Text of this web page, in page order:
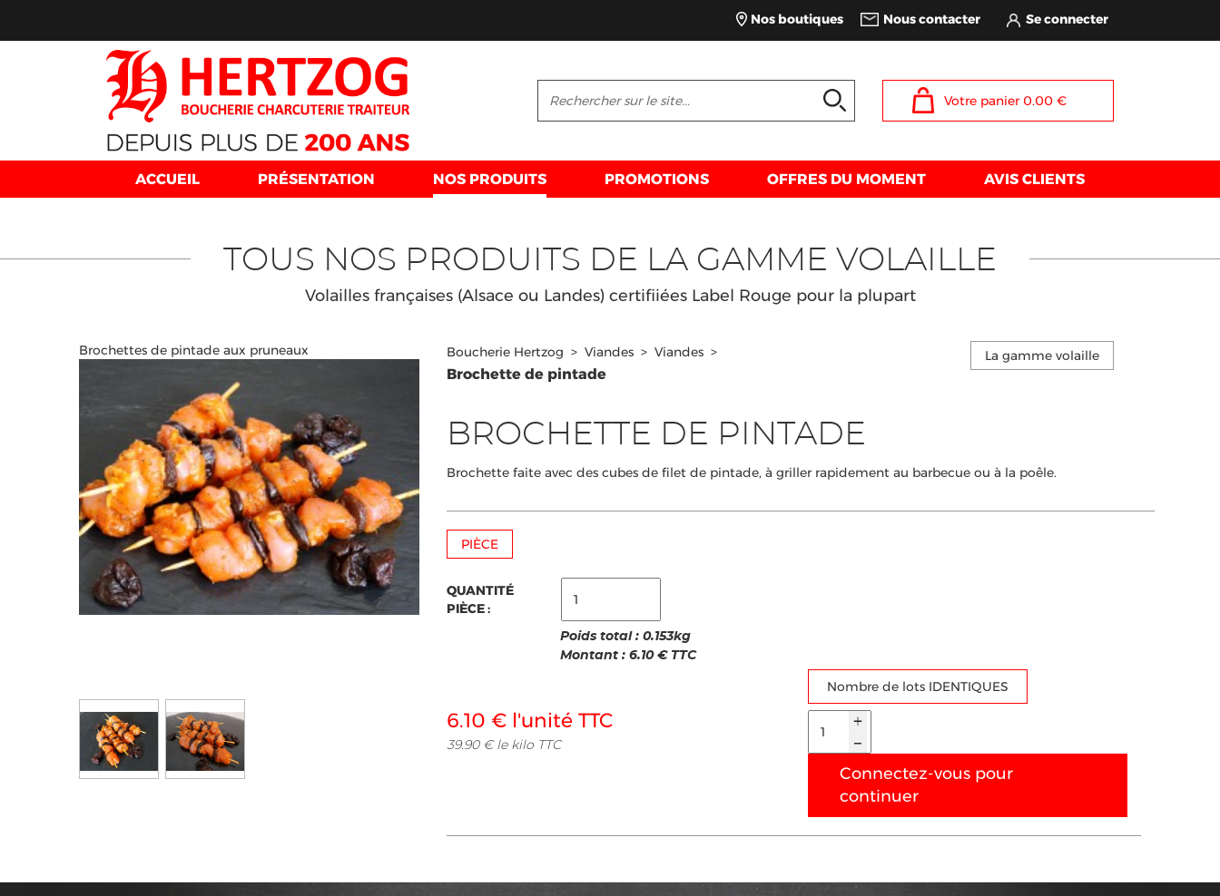
Nos boutiques Nous contacter
Votre panier 0.00€
ACCUEIL PRÉSENTATION NOS PRODUITS PROMOTIONS OFFRES DU MOMENT AVIS CLIENTS
TOUS NOS PRODUITS DE LA GAMME VOLAILLE
Volailles françaises (Alsace ou Landes) certifiiées Label Rouge pour la plupart
Brochettes de pintade aux pruneaux Boucherie Hertzog > Viandes > Viandes >
Brochette de pintade
La gamme volaille
BROCHETTE DE PINTADE
Brochette faite avec des cubes de filet de pintade, à griller rapidement au barbecue ou à la poêle.
PIÈCE
QUANTITÉ
PIÈCE :
Poids total : 0.153kg
Montant : 6.10€ TTC
6.10 € l'unité TTC
39.90 € le kilo TTC
Nombre de lots IDENTIQUES
Connectez-vous pour
continuer